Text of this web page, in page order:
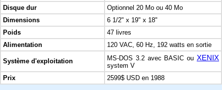
Disque dur
Optionnel 20 Mo ou 40 Mo
Dimensions
6 1/2" x 19" x 18"
Poids
47 livres
Alimentation
120 VAC, 60 Hz, 192 watts en sortie
Système d'exploitation MS-DOS 3.2 avec BASIC ou XENIX
system V
Prix
2599$ USD en 1988